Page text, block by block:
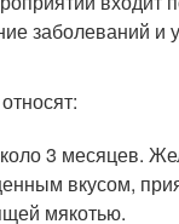
заболеваний и
3 месяцев.
вкусом,
мякотью.